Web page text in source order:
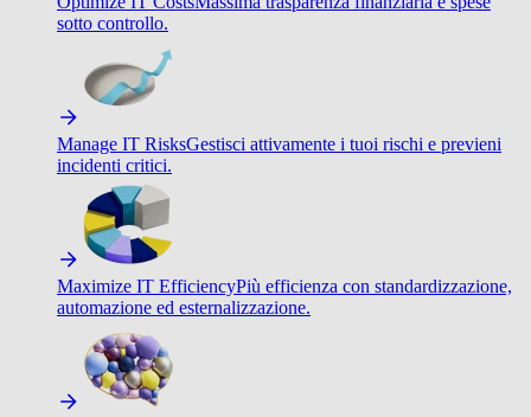
sotto controllo.
Manage IT RisksGestisci attivamente i tuoi rischi e previeni
incidenti critici.
Maximize IT EfficiencyPiù efficienza con standardizzazione,
automazione ed esternalizzazione.